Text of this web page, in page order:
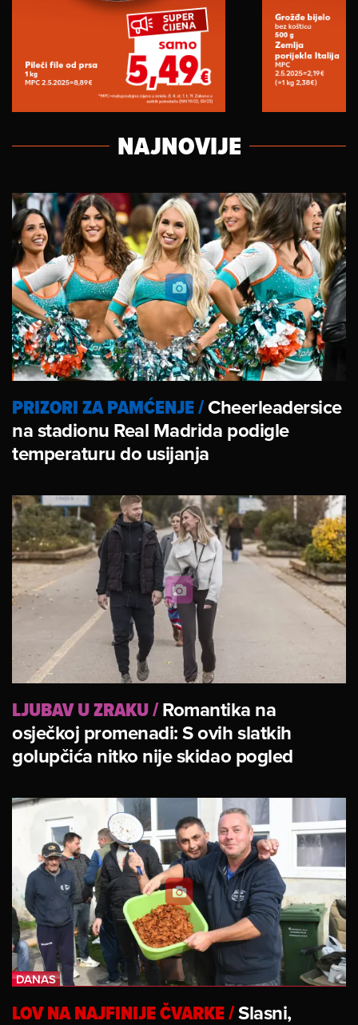
NAJNOVIJE
PRIZORI ZA PAMĆENJE/Cheerleadersice
na stadionu Real Madrida podigle
temperaturu do usijanja
LJUBAV U ZRAKU/Romantika na
osječkoj promenadi: S ovih slatkih
golupčića nitko nije skidao pogled
LOV NA NAJFINIJE ČVARKE/Slasni,